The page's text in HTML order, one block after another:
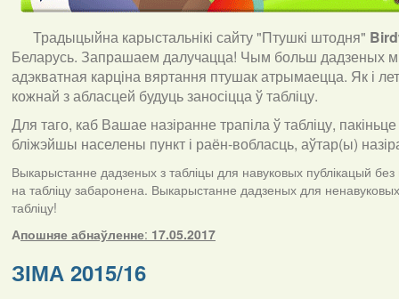
Традыцыйна карыстальнікі сайту "Птушкі штодня"
Беларусь. Запрашаем далучацца! Чым больш дадзеных
адэкватная карціна вяртання птушак атрымаецца. Як і
кожнай з абласцей будуць заносіцца ў табліцу.
Для таго, каб Вашае назіранне трапіла ў табліцу,
бліжэйшы населены пункт і раён-вобласць, аўтар(ы)
Выкарыстанне дадзеных з табліцы для навуковых публікацый без
на табліцу забаронена. Выкарыстанне дадзеных для
табліцу!
Апошняе абнаўленне: 17.05.2017
ЗІМА 2015/16